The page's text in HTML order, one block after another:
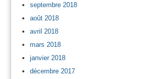
septembre 2018
août 2018
avril 2018
mars 2018
janvier 2018
décembre 2017